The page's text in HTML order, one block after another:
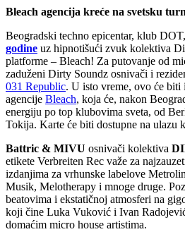
Bleach agencija kreće na svetsku
Beogradski techno epicentar, klub
godine uz hipnotišući zvuk kolektiva
platforme – Bleach! Za putovanje od
zaduženi Dirty Soundz osnivači i
031 Republic. U isto vreme, ovo će biti
agencije Bleach, koja će, nakon
energiju po top klubovima sveta, od
Tokija. Karte će biti dostupne na ulazu
Battric & MIVU osnivači kolektiva
etikete Verbreiten Rec važe za
izdanjima za vrhunske labelove
Musik, Melotherapy i mnoge druge.
beatovima i ekstatičnoj atmosferi na
koji čine Luka Vuković i Ivan
domaćim micro house artistima.